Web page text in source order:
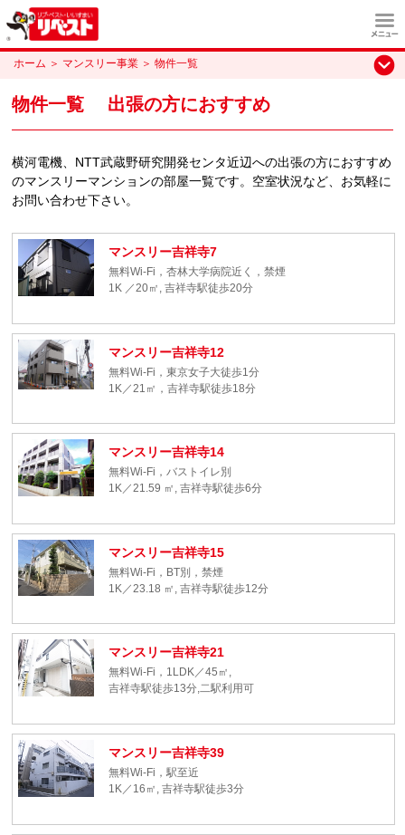
ホーム ＞ マンスリー事業 ＞ 物件一覧
物件一覧 出張の方におすすめ
横河電機、NTT武蔵野研究開発センタ近辺への出張の方におすすめ
のマンスリーマンションの部屋一覧です。空室状況など、お気軽に
お問い合わせ下さい。
マンスリー吉祥寺7
無料Wi-Fi，杏林大学病院近く，禁煙
1K ／20㎡, 吉祥寺駅徒歩20分
マンスリー吉祥寺12
無料Wi-Fi，東京女子大徒歩1分
1K／21㎡，吉祥寺駅徒歩18分
マンスリー吉祥寺14
無料Wi-Fi，バストイレ別
1K／21.59 ㎡, 吉祥寺駅徒歩6分
マンスリー吉祥寺15
無料Wi-Fi，BT別，禁煙
1K／23.18 ㎡, 吉祥寺駅徒歩12分
マンスリー吉祥寺21
無料Wi-Fi，1LDK／45㎡,
吉祥寺駅徒歩13分,二駅利用可
マンスリー吉祥寺39
無料Wi-Fi，駅至近
1K／16㎡, 吉祥寺駅徒歩3分